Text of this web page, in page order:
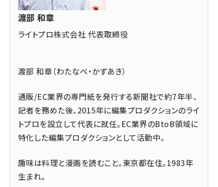
渡部 和章
ライトプロ株式会社 代表取締役
渡部 和章（わたなべ・かずあき）
通販/EC業界の専門紙を発行する新聞社で約7年半、
記者を務めた後、2015年に編集プロダクションのライ
トプロを設立して代表に就任。EC業界のBtoB領域に
特化した編集プロダクションとして活動中。
趣味は料理と漫画を読むこと。東京都在住。1983年
生まれ。